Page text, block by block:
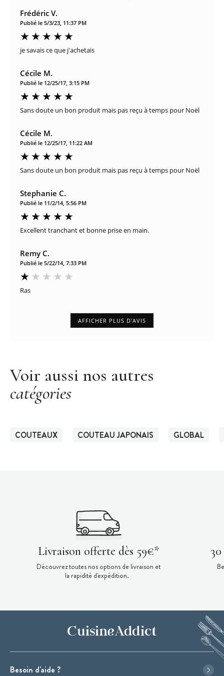
Frédéric V.
Publié le 5/3/23, 11:37 PM
je savais ce que j'achetais
Cécile M.
Publié le 12/25/17, 3:15 PM
Sans doute un bon produit mais pas reçu à temps pour Noël
Cécile M.
Publié le 12/25/17, 11:22 AM
Sans doute un bon produit mais pas reçu à temps pour Noël
Stephanie C.
Publié le 11/2/14, 5:56 PM
Excellent tranchant et bonne prise en main.
Remy C.
Publié le 5/22/14, 7:33 PM
Ras
AFFICHER PLUS D'AVIS
Voir aussi nos autres
catégories
COUTEAUX COUTEAU JAPONAIS GLOBAL
Livraison offerte dès 59€*
Découvrez toutes nos options de livraison et
la rapidité d'expédition.
Besoin d'aide ?